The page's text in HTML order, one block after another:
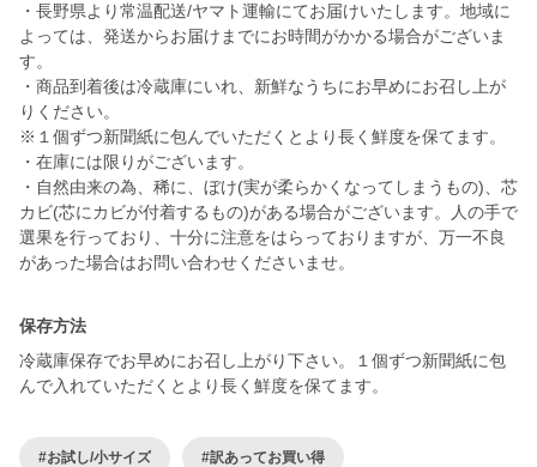
・長野県より常温配送/ヤマト運輸にてお届けいたします。地域に
よっては、発送からお届けまでにお時間がかかる場合がございま
す。
・商品到着後は冷蔵庫にいれ、新鮮なうちにお早めにお召し上が
りください。
※１個ずつ新聞紙に包んでいただくとより長く鮮度を保てます。
・在庫には限りがございます。
・自然由来の為、稀に、ぼけ(実が柔らかくなってしまうもの)、芯
カビ(芯にカビが付着するもの)がある場合がございます。人の手で
選果を行っており、十分に注意をはらっておりますが、万一不良
があった場合はお問い合わせくださいませ。
保存方法
冷蔵庫保存でお早めにお召し上がり下さい。１個ずつ新聞紙に包
んで入れていただくとより長く鮮度を保てます。
#お試し/小サイズ #訳あってお買い得